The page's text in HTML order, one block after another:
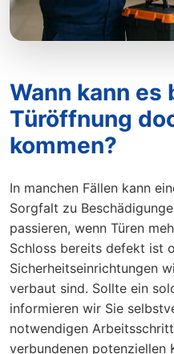
Wann kann es
Türöffnung
kommen?
In manchen Fällen kann
Sorgfalt zu
passieren, wenn Türen
Schloss bereits defekt ist
Sicherheitseinrichtungen
verbaut sind. Sollte ein
informieren wir Sie
notwendigen
verbundenen potenziellen